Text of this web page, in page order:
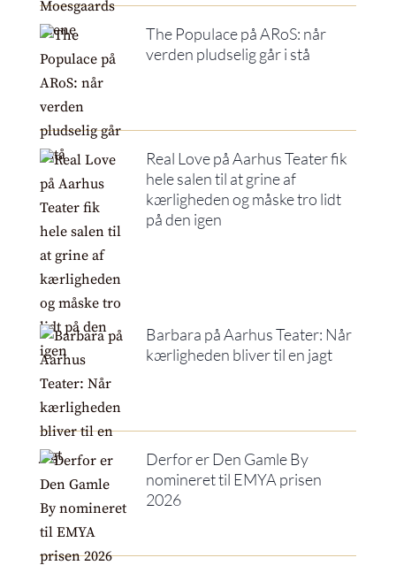
The Populace på ARoS: når
verden pludselig går i stå
Real Love på Aarhus Teater fik
hele salen til at grine af
kærligheden og måske tro lidt
på den igen
Barbara på Aarhus Teater: Når
kærligheden bliver til en jagt
Derfor er Den Gamle By
nomineret til EMYA prisen
2026